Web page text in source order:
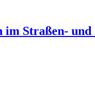
im Straßen- und